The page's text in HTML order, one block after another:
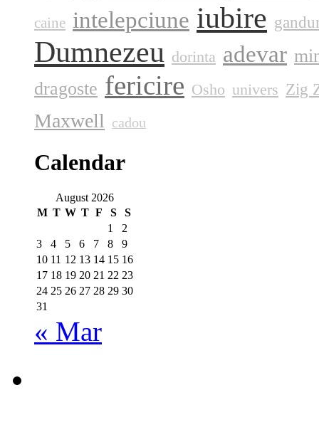
caine intelepciune iubire
Dumnezeu dorinta adevar
dragoste fericire Osho univers Zig
Maxwell cadou
Calendar
August 2026
M T W T F S
S
1
2
3
4 5 6 7 8
9
10 11 12 13 14 15 16
17 18 19 20 21 22 23
24 25 26 27 28 29 30
31
« Mar